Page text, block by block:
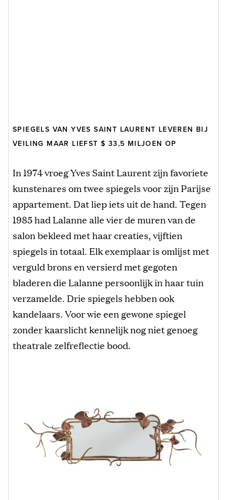
SPIEGELS VAN YVES SAINT LAURENT LEVEREN BIJ
VEILING MAAR LIEFST $ 33,5 MILJOEN OP
In 1974 vroeg Yves Saint Laurent zijn favoriete
kunstenares om twee spiegels voor zijn Parijse
appartement. Dat liep iets uit de hand. Tegen
1985 had Lalanne alle vier de muren van de
salon bekleed met haar creaties, vijftien
spiegels in totaal. Elk exemplaar is omlijst met
verguld brons en versierd met gegoten
bladeren die Lalanne persoonlijk in haar tuin
verzamelde. Drie spiegels hebben ook
kandelaars. Voor wie een gewone spiegel
zonder kaarslicht kennelijk nog niet genoeg
theatrale zelfreflectie bood.